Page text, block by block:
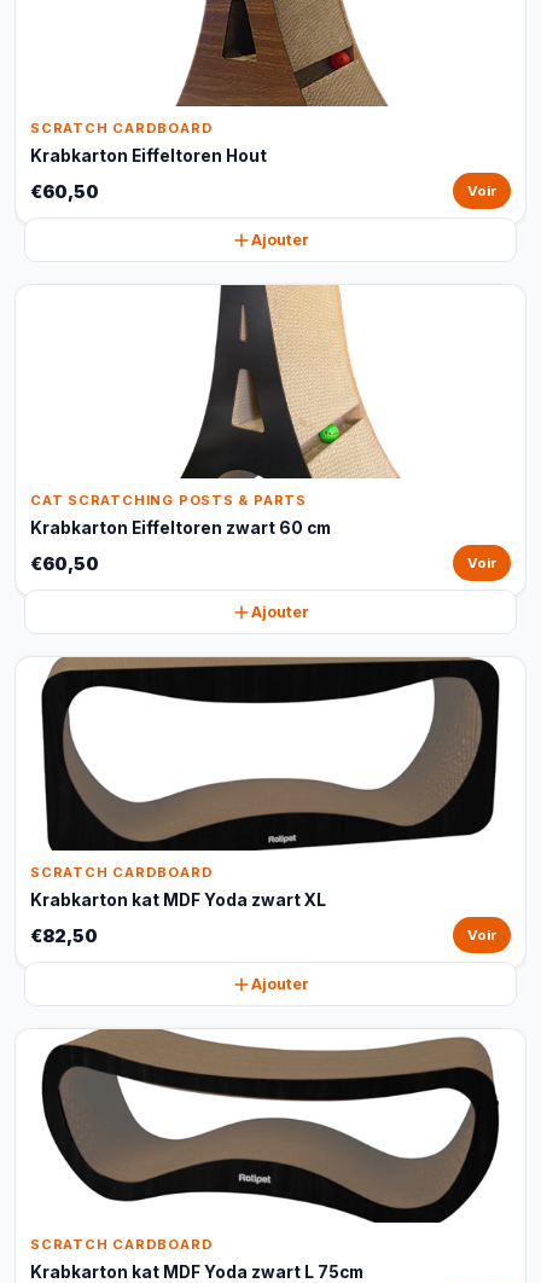
SCRATCH CARDBOARD
Krabkarton Eiffeltoren Hout
€60,50 Voir
Ajouter
CAT SCRATCHING POSTS & PARTS
Krabkarton Eiffeltoren zwart 60 cm
€60,50 Voir
Ajouter
SCRATCH CARDBOARD
Krabkarton kat MDF Yoda zwart XL
€82,50 Voir
Ajouter
SCRATCH CARDBOARD
Krabkarton kat MDF Yoda zwart L 75cm